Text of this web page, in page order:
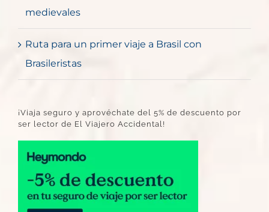
medievales
Ruta para un primer viaje a Brasil con
Brasileristas
¡Viaja seguro y aprovéchate del 5% de descuento por
ser lector de El Viajero Accidental!